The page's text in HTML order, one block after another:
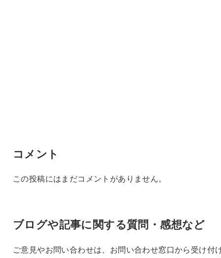
コメント
この投稿にはまだコメントがありません。
ブログや記事に関する質問・感想など
ご意見やお問い合わせは、お問い合わせ窓口から受け付